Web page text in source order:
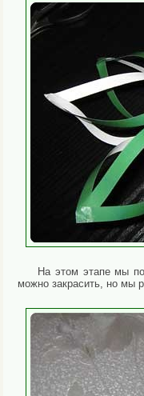
На этом этапе мы
можно закрасить, но мы